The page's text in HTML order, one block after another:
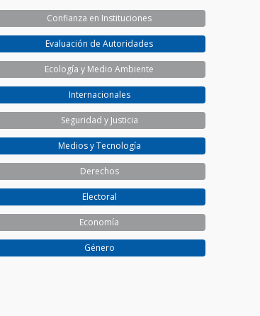
Confianza en Instituciones
Evaluación de Autoridades
Ecología y Medio Ambiente
Internacionales
Seguridad y Justicia
Medios y Tecnología
Derechos
Electoral
Economía
Género